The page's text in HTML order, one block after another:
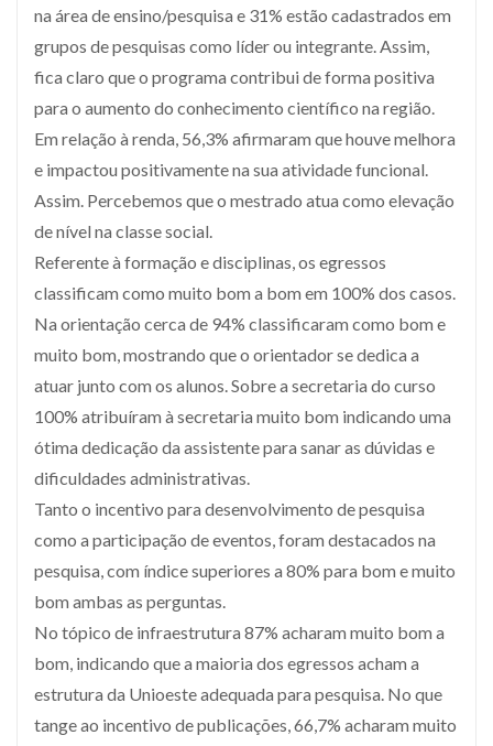
na área de ensino/pesquisa e 31% estão cadastrados em
grupos de pesquisas como líder ou integrante. Assim,
fica claro que o programa contribui de forma positiva
para o aumento do conhecimento científico na região.
Em relação à renda, 56,3% afirmaram que houve melhora
e impactou positivamente na sua atividade funcional.
Assim. Percebemos que o mestrado atua como elevação
de nível na classe social.
Referente à formação e disciplinas, os egressos
classificam como muito bom a bom em 100% dos casos.
Na orientação cerca de 94% classificaram como bom e
muito bom, mostrando que o orientador se dedica a
atuar junto com os alunos. Sobre a secretaria do curso
100% atribuíram à secretaria muito bom indicando uma
ótima dedicação da assistente para sanar as dúvidas e
dificuldades administrativas.
Tanto o incentivo para desenvolvimento de pesquisa
como a participação de eventos, foram destacados na
pesquisa, com índice superiores a 80% para bom e muito
bom ambas as perguntas.
No tópico de infraestrutura 87% acharam muito bom a
bom, indicando que a maioria dos egressos acham a
estrutura da Unioeste adequada para pesquisa. No que
tange ao incentivo de publicações, 66,7% acharam muito